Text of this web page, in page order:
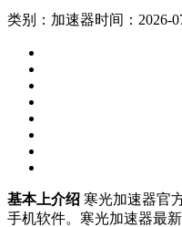
类别：加速器时间：2026-
基本上介绍 寒光加速器官
手机软件。寒光加速器最